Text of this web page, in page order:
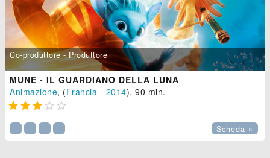
Co-produttore - Produttore
MUNE - IL GUARDIANO DELLA LUNA
Animazione, (Francia - 2014), 90 min.
    
Scheda »